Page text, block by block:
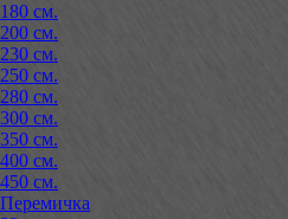
180 см.
200 см.
230 см.
250 см.
280 см.
300 см.
350 см.
400 см.
450 см.
Перемичка